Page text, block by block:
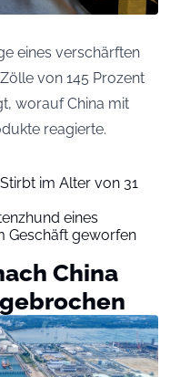
eines verschärften
von 145 Prozent
worauf China mit
reagierte.
im Alter von 31
eines
Geschäft geworfen
China